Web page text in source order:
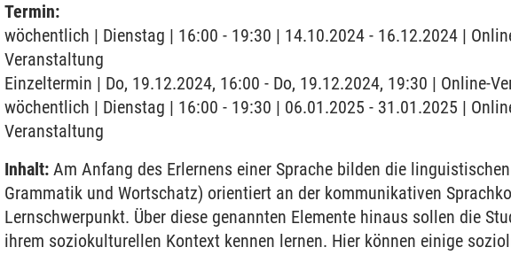
Termin:
wöchentlich | Dienstag | 16:00 - 19:30 | 14.10.2024 - 16.12.2024 |
Veranstaltung
Einzeltermin | Do, 19.12.2024, 16:00 - Do, 19.12.2024, 19:30 | Online-
wöchentlich | Dienstag | 16:00 - 19:30 | 06.01.2025 - 31.01.2025 |
Veranstaltung
Inhalt: Am Anfang des Erlernens einer Sprache bilden die
Grammatik und Wortschatz) orientiert an der kommunikativen
Lernschwerpunkt. Über diese genannten Elemente hinaus sollen die
ihrem soziokulturellen Kontext kennen lernen. Hier können einige